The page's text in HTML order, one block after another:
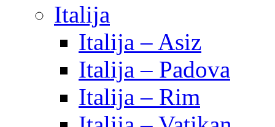
Italija
Italija – Asiz
Italija – Padova
Italija – Rim